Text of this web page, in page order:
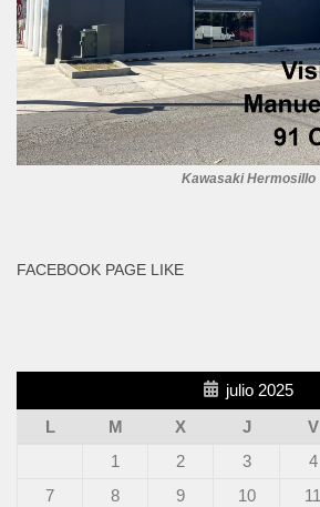
Kawasaki Hermosillo
FACEBOOK PAGE LIKE
julio 2025
L
M X J V
1
2 3 4
7
8 9 10 11